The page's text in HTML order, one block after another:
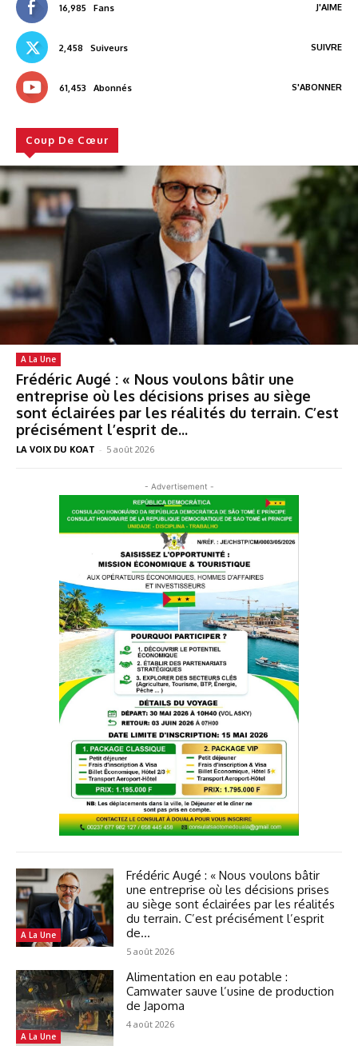
16,985 Fans J'AIME
2,458 Suiveurs SUIVRE
61,453 Abonnés S'ABONNER
Coup De Cœur
A La Une
Frédéric Augé : « Nous voulons bâtir une
entreprise où les décisions prises au siège
sont éclairées par les réalités du terrain. C’est
précisément l’esprit de...
LA VOIX DU KOAT - 5 août 2026
- Advertisement -
A La Une
Frédéric Augé : « Nous voulons bâtir
une entreprise où les décisions prises
au siège sont éclairées par les réalités
du terrain. C’est précisément l’esprit
de...
5 août 2026
A La Une
Alimentation en eau potable :
Camwater sauve l’usine de production
de Japoma
4 août 2026